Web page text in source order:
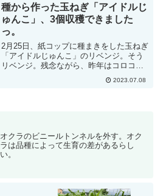
りな気がするけれど...
種から作った玉ねぎ「アイドルじ
ゅんこ」、3個収穫できました
っ。
2月25日、紙コップに種まきをした玉ねぎ
「アイドルじゅんこ」のリベンジ。そう
リベンジ。残念ながら、昨年はコロコロ
小さな玉ねぎしか収穫できませんでし
た。そこで今年も「アイドルじゅんこ」
2023.07.08
オクラのビニールトンネルを外す。オク
ラは品種によって生育の差があるらし
い。